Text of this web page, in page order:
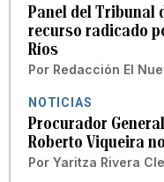
Panel del Tribunal
recurso radicado
Ríos
Por Redacción El
NOTICIAS
Procurador
Roberto Viqueira
Por Yaritza Rivera